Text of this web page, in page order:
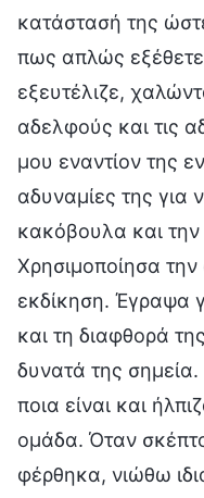
κατάστασή της
πως απλώς εξέθετε
εξευτέλιζε,
αδελφούς και τις
μου εναντίον της
αδυναμίες της
κακόβουλα και
Χρησιμοποίησα
εκδίκηση. Έγραψα
και τη διαφθορά
δυνατά της
ποια είναι και
ομάδα. Όταν
φέρθηκα, νιώθω